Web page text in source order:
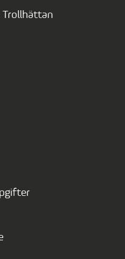
Trollhättan